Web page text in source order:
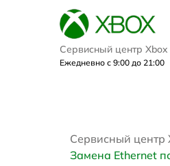
Сервисный центр Xbox
Ежедневно с 9:00 до 21:00
Сервисный центр
Замена Ethernet